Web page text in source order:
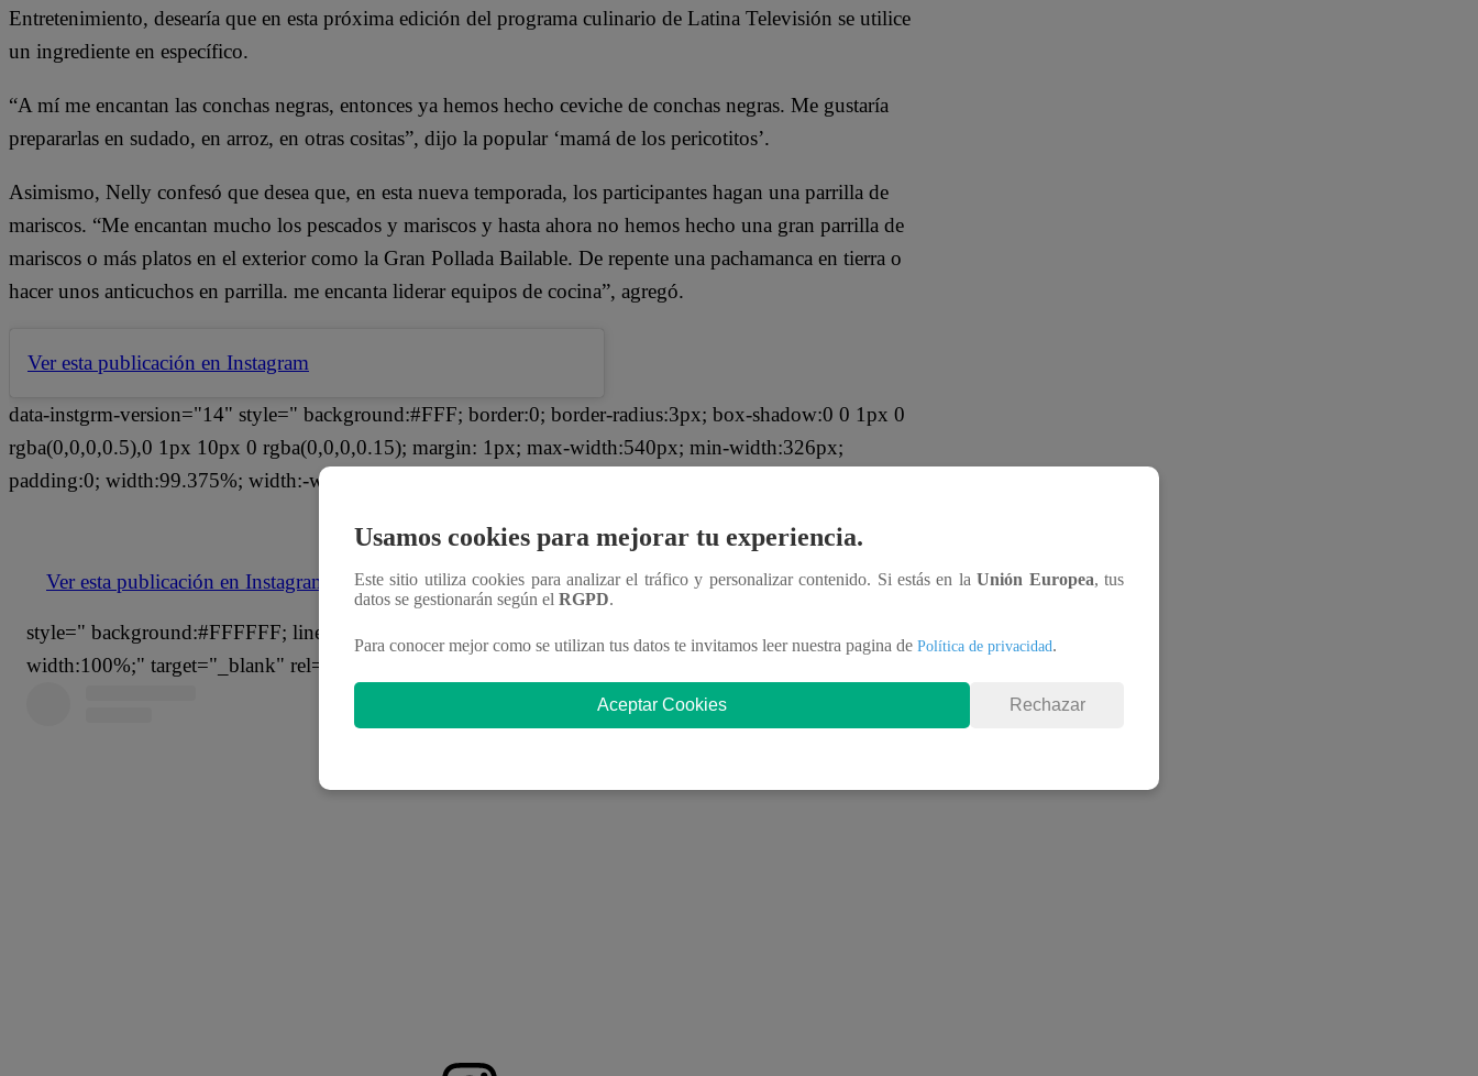
Entretenimiento, desearía que en esta próxima edición del programa culinario de Latina Televisión se utilice
un ingrediente en específico.
“A mí me encantan las conchas negras, entonces ya hemos hecho ceviche de conchas negras. Me gustaría
prepararlas en sudado, en arroz, en otras cositas”, dijo la popular ‘mamá de los pericotitos’.
Asimismo, Nelly confesó que desea que, en esta nueva temporada, los participantes hagan una parrilla de
mariscos. “Me encantan mucho los pescados y mariscos y hasta ahora no hemos hecho una gran parrilla de
mariscos o más platos en el exterior como la Gran Pollada Bailable. De repente una pachamanca en tierra o
hacer unos anticuchos en parrilla. me encanta liderar equipos de cocina”, agregó.
Ver esta publicación en Instagram
data-instgrm-version="14" style=" background:#FFF; border:0; border-radius:3px; box-shadow:0 0 1px 0
rgba(0,0,0,0.5),0 1px 10px 0 rgba(0,0,0,0.15); margin: 1px; max-width:540px; min-width:326px;
padding:0; width:99.375%; width:-webkit-calc(100% - 2px); width:calc(100% - 2px);">
Ver esta publicación en Instagram
style=" background:#FFFFFF; line-height:0; padding:0 0; text-align:center; text-decoration:none;
width:100%;" target="_blank" rel="noopener">
Usamos cookies para mejorar tu experiencia.
Este sitio utiliza cookies para analizar el tráfico y personalizar contenido. Si estás en laUnión Europea, tus
datos se gestionarán según el RGPD.
Para conocer mejor como se utilizan tus datos te invitamos leer nuestra pagina de Política de privacidad.
Aceptar Cookies Rechazar